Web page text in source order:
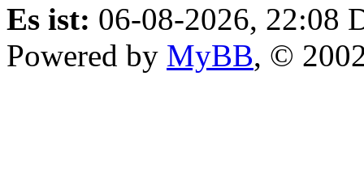
Es ist: 06-08-2026, 22:08
Powered by MyBB, ©